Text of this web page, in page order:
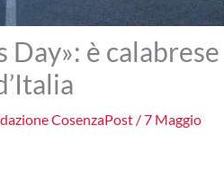
Day»: è calabrese
CosenzaPost /7 Maggio